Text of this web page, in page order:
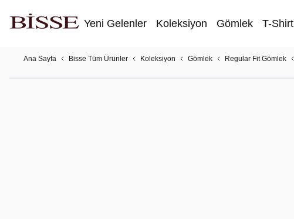
Yeni Gelenler Koleksiyon Gömlek T-Shirt
Ana Sayfa Bisse Tüm Ürünler Koleksiyon Gömlek Regular Fit Gömlek